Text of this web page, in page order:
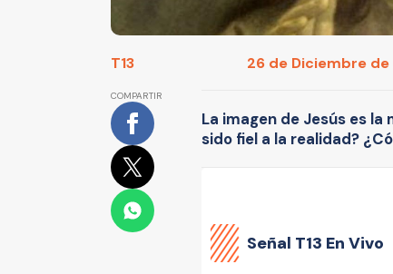
T13 26 de Diciembre
COMPARTIR
La imagen de Jesús es
sido fiel a la realidad?
Señal T13 En Vivo